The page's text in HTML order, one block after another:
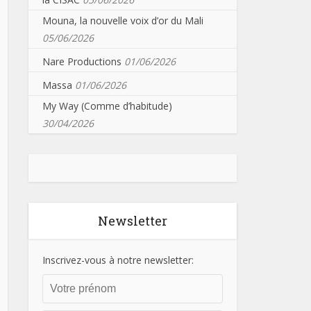
Mouna, la nouvelle voix d’or du Mali
05/06/2026
Nare Productions 01/06/2026
Massa 01/06/2026
My Way (Comme d’habitude)
30/04/2026
Newsletter
Inscrivez-vous à notre newsletter: